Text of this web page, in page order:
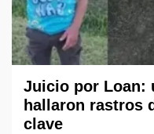
Juicio por Loan:
hallaron rastros
clave